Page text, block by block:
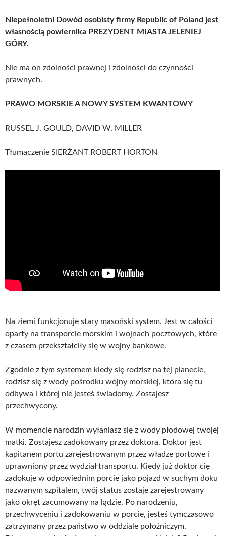
Niepełnoletni Dowód osobisty firmy Republic of Poland jest
własnością powiernika PREZYDENT MIASTA JELENIEJ
GÓRY.
Nie ma on zdolności prawnej i zdolności do czynności
prawnych.
PRAWO MORSKIE A NOWY SYSTEM KWANTOWY
RUSSEL J. GOULD, DAVID W. MILLER
Tłumaczenie SIERŻANT ROBERT HORTON
Na ziemi funkcjonuje stary masoński system. Jest w całości
oparty na transporcie morskim i wojnach pocztowych, które
z czasem przekształciły się w wojny bankowe.
Zgodnie z tym systemem kiedy się rodzisz na tej planecie,
rodzisz się z wody pośrodku wojny morskiej, która się tu
odbywa i której nie jesteś świadomy. Zostajesz
przechwycony.
W momencie narodzin wyłaniasz się z wody płodowej twojej
matki. Zostajesz zadokowany przez doktora. Doktor jest
kapitanem portu zarejestrowanym przez władze portowe i
uprawniony przez wydział transportu. Kiedy już doktor cię
zadokuje w odpowiednim porcie jako pojazd w suchym doku
nazwanym szpitalem, twój status zostaje zarejestrowany
jako okręt zacumowany na lądzie. Po narodzeniu,
przechwyceniu i zadokowaniu w porcie, jesteś tymczasowo
zatrzymany przez państwo w oddziale położniczym.